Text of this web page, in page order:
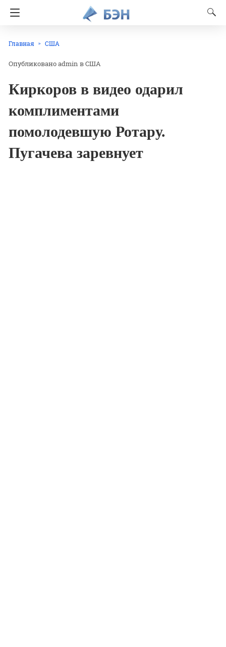
Главная США
admin вСША
Киркоров в видео одарил
комплиментами
помолодевшую Ротару.
Пугачева заревнует